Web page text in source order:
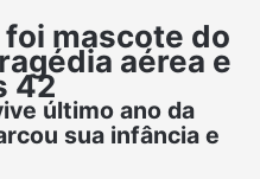
mascote do
aérea e
42
último ano da
sua infância e